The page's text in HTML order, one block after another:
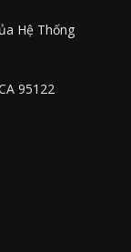
Hệ Thống
95122